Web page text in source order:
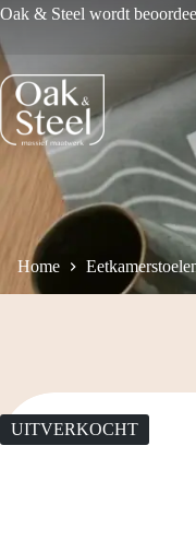
Ga
de
inhoud
Oak & Steel wordt
Home
UITVERKOCHT